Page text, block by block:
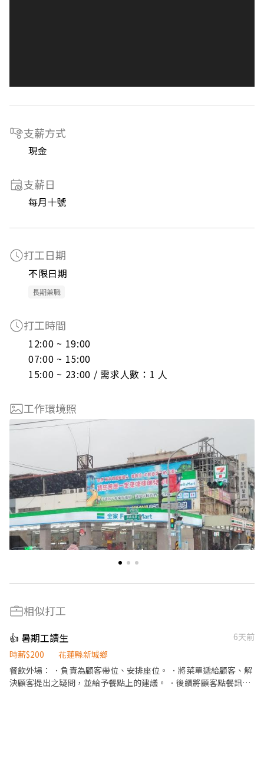
支薪方式
現金
支薪日
每月十號
打工日期
不限日期
長期兼職
打工時間
12:00 ~ 19:00
07:00 ~ 15:00
15:00 ~ 23:00 / 需求人數：1 人
工作環境照
相似打工
👍 暑期工讀生
6天前
時薪$200
花蓮縣新城鄉
餐飲外場： ．負責為顧客帶位、安排座位。 ．將菜單遞給顧客、解
決顧客提出之疑問，並給予餐點上的建議。 ．後續將顧客點餐訊息